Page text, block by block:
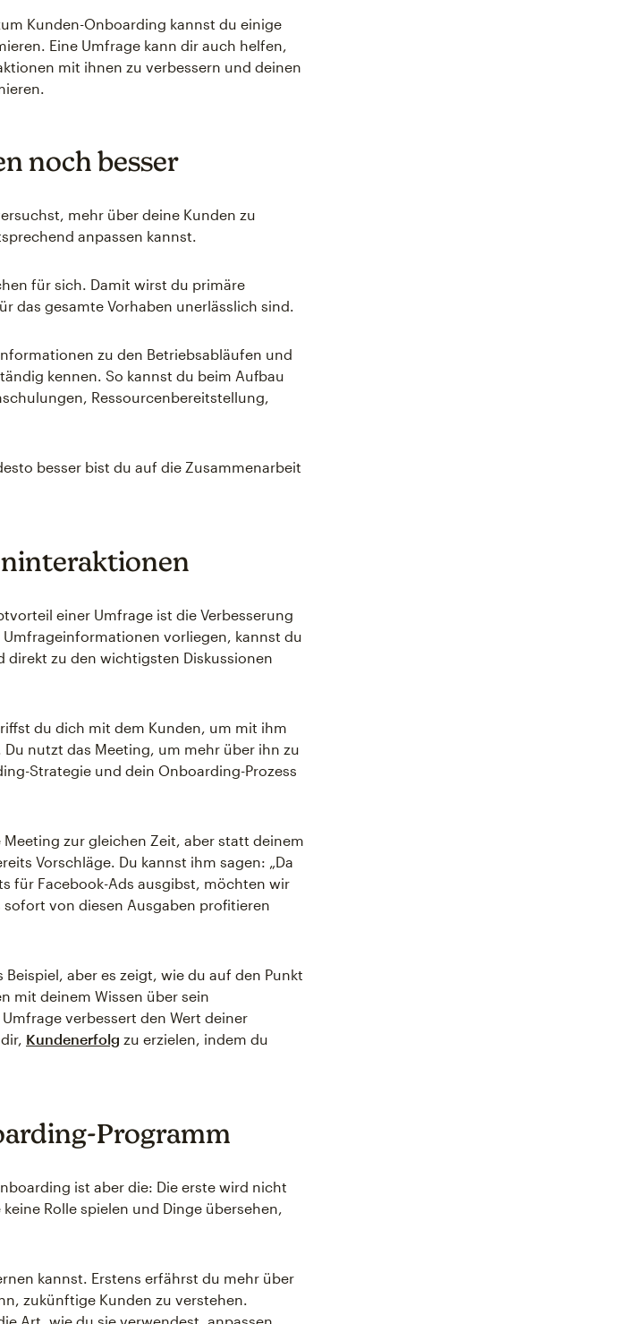
Kunden-Onboarding kannst du einige
Eine Umfrage kann dir auch helfen,
mit ihnen zu verbessern und deinen
noch besser
mehr über deine Kunden zu
anpassen kannst.
für sich. Damit wirst du primäre
das gesamte Vorhaben unerlässlich sind.
zu den Betriebsabläufen und
kennen. So kannst du beim Aufbau
Ressourcenbereitstellung,
besser bist du auf die Zusammenarbeit
einer Umfrage ist die Verbesserung
vorliegen, kannst du
zu den wichtigsten Diskussionen
du dich mit dem Kunden, um mit ihm
nutzt das Meeting, um mehr über ihn zu
Strategie und dein Onboarding-Prozess
zur gleichen Zeit, aber statt deinem
Vorschläge. Du kannst ihm sagen: „Da
für Facebook-Ads ausgibst, möchten wir
von diesen Ausgaben profitieren
aber es zeigt, wie du auf den Punkt
mit deinem Wissen über sein
verbessert den Wert deiner
Kundenerfolg zu erzielen, indem du
Programm
ist aber die: Die erste wird nicht
Rolle spielen und Dinge übersehen,
kannst. Erstens erfährst du mehr über
zukünftige Kunden zu verstehen.